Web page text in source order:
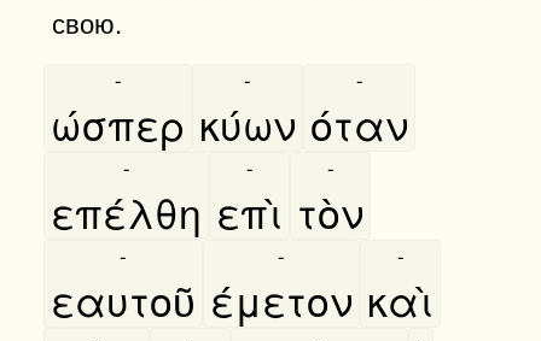
свою.
ώσπερ
-
κύων
-
όταν
-
επέλθη
-
επὶ
-
τὸν
-
εαυτοῦ
-
έμετον
-
καὶ
-